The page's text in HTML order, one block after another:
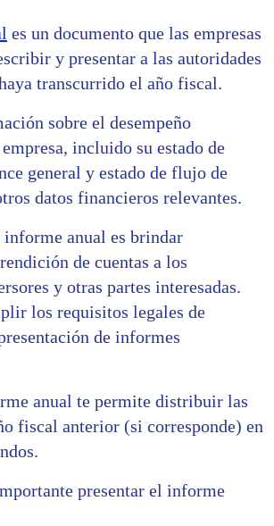
es un documento que las empresas
y presentar a las autoridades
transcurrido el año fiscal.
sobre el desempeño
incluido su estado de
general y estado de flujo de
datos financieros relevantes.
anual es brindar
de cuentas a los
y otras partes interesadas.
los requisitos legales de
de informes
anual te permite distribuir las
fiscal anterior (si corresponde) en
presentar el informe